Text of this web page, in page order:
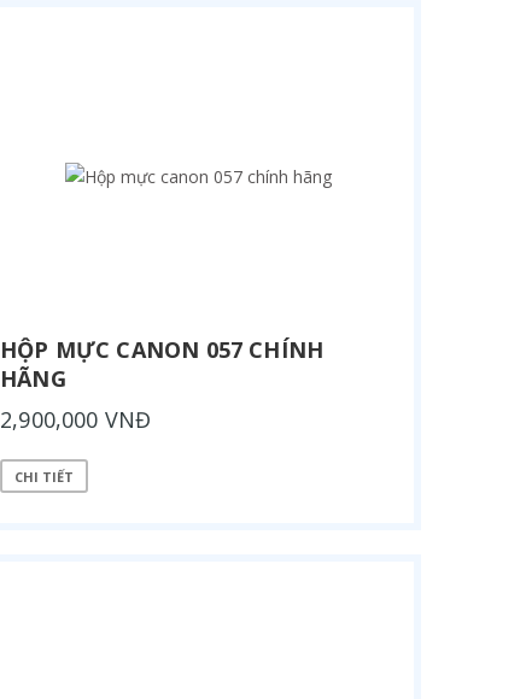
HỘP MỰC CANON 057 CHÍNH
HÃNG
2,900,000 VNĐ
CHI TIẾT